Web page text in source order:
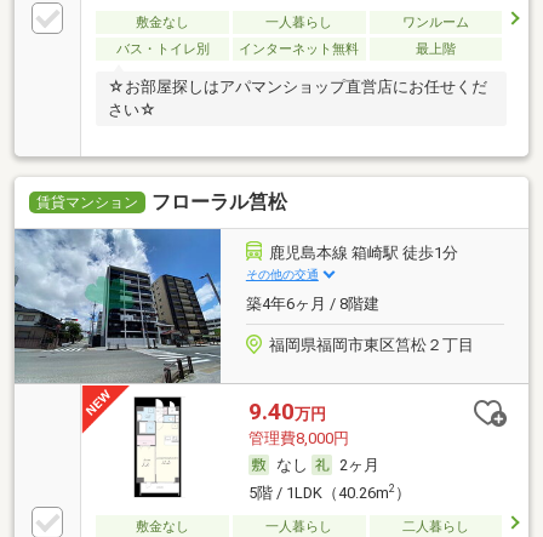
敷金なし 一人暮らし
ワンルーム
バス・トイレ別
インターネット無料 最上階
☆お部屋探しはアパマンショップ直営店にお任せくだ
さい☆
賃貸マンション フローラル筥松
鹿児島本線 箱崎駅 徒歩1分
その他の交通
築4年6ヶ月 / 8階建
福岡県福岡市東区筥松２丁目
9.40万円
管理費8,000円
なし
2ヶ月
5階 / 1LDK（40.26m2）
敷金なし 一人暮らし
二人暮らし